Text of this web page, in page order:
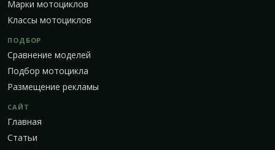
Марки мотоциклов
Классы мотоциклов
ПОДБОР
Сравнение моделей
Подбор мотоцикла
Размещение рекламы
САЙТ
Главная
Статьи